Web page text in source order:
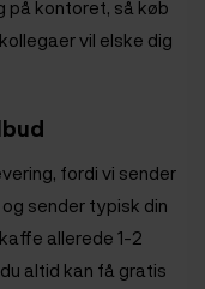
på kontoret, så køb
vil elske dig
fordi vi sender
sender typisk din
allerede 1-2
altid kan få gratis